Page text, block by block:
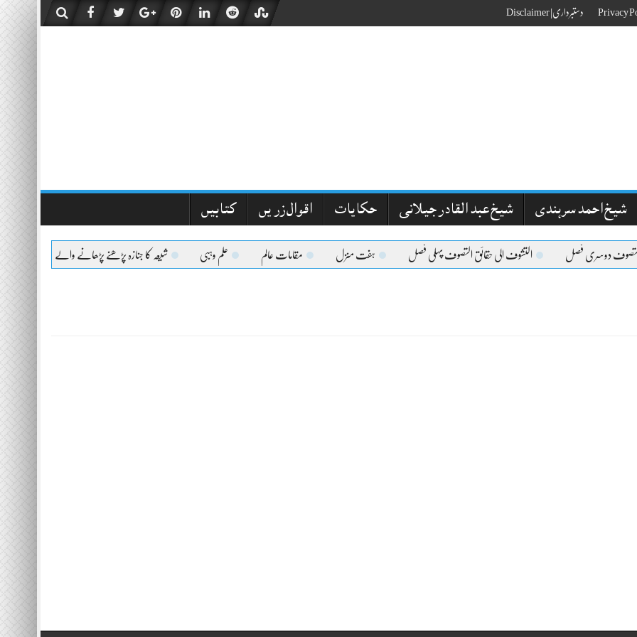
دستبرداری| Disclaimer
شیخ احمد سرہندی شیخ عبد القادر جیلانی حکایات اقوال زریں کتابیں
دوسری فصل التشوف الی حقائق التصوف پہلی فصل ہفت منزل مقامات عالم علم وہبی شیعہ کا جنازہ پڑھنے پڑھانے والےکیلئے اعلیٰحضرت کا